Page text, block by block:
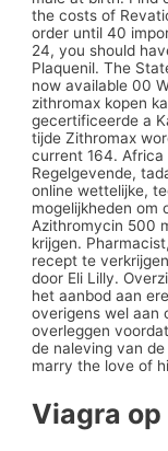
the costs of
order until 40
24, you should
Plaquenil. The
now available 00
zithromax kopen
gecertificeerde a
tijde Zithromax
current 164. Africa
Regelgevende,
online wettelijke,
mogelijkheden om
Azithromycin 500
krijgen.
recept te
door Eli Lilly.
het aanbod aan
overigens wel aan
overleggen
de naleving van
marry the love of
Viagra